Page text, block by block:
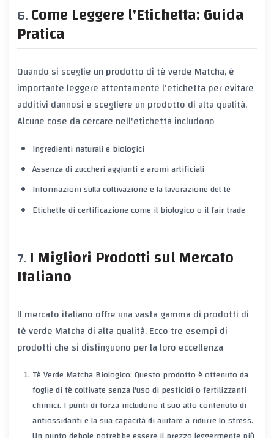
Come Leggere l'Etichetta: Guida
Pratica
Quando si sceglie un prodotto di tè verde Matcha, è
importante leggere attentamente l'etichetta per evitare
additivi dannosi e scegliere un prodotto di alta qualità.
Alcune cose da cercare nell'etichetta includono
Ingredienti naturali e biologici
Assenza di zuccheri aggiunti e aromi artificiali
Informazioni sulla coltivazione e la lavorazione del tè
Etichette di certificazione come il biologico o il fair trade
I Migliori Prodotti sul Mercato
Italiano
Il mercato italiano offre una vasta gamma di prodotti di
tè verde Matcha di alta qualità. Ecco tre esempi di
prodotti che si distinguono per la loro eccellenza
Tè Verde Matcha Biologico: Questo prodotto è ottenuto da
foglie di tè coltivate senza l'uso di pesticidi o fertilizzanti
chimici. I punti di forza includono il suo alto contenuto di
antiossidanti e la sua capacità di aiutare a ridurre lo stress.